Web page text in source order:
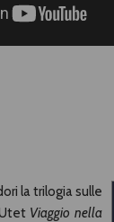
la trilogia sulle
Viaggio nella